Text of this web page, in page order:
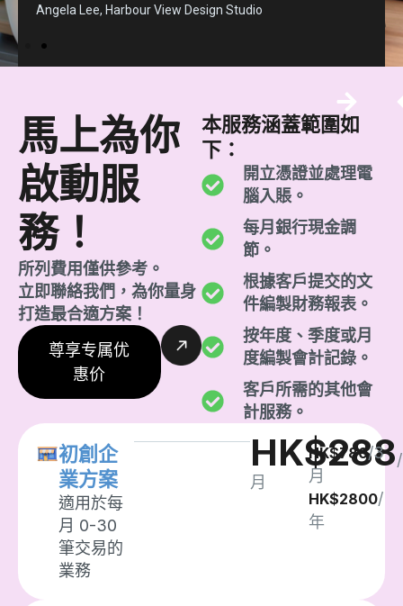
Angela Lee, Harbour View Design Studio
馬上為你
啟動服
務！
所列費用僅供參考。
立即聯絡我們，為你量身
打造最合適方案！
尊享专属优
惠价
本服務涵蓋範圍如
下：
開立憑證並處理電
腦入賬。
每月銀行現金調
節。
根據客戶提交的文
件編製財務報表。
按年度、季度或月
度編製會計記錄。
客戶所需的其他會
計服務。
初創企
業方案
適用於每
月 0-30
筆交易的
業務
HK$288/
月
HK$780/3
月
HK$2800/
年